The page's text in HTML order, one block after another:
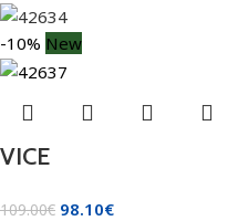
-10% New
VICE
109.00€ 98.10€